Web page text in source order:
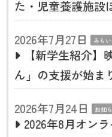
た・児童養護施設
2026年7月27日
みら
【新学生紹介
ん」の支援が始ま
2026年7月24日
お知
2026年8月オン